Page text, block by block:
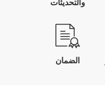
والتحديثات
الضمان